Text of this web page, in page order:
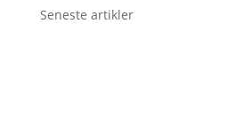
Seneste artikler